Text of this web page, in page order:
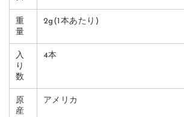
重
量
2g(1本あたり)
入
り
数
4本
原
産
アメリカ